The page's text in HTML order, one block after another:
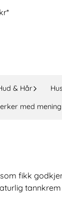
& Hår
med
fikk